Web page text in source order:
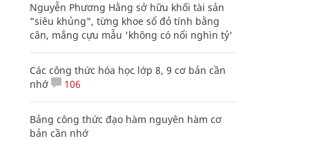
Nguyễn Phương Hằng sở hữu khối tài sản
"siêu khủng", từng khoe sổ đỏ tính bằng
cân, mắng cựu mẫu 'không có nổi nghìn tỷ'
Các công thức hóa học lớp 8, 9 cơ bản cần
nhớ
106
Bảng công thức đạo hàm nguyên hàm cơ
bản cần nhớ